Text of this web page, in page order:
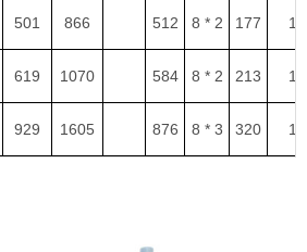
501 866 512 8 * 2 177 1
619 1070 584 8 * 2 213 1
929 1605 876 8 * 3 320 1